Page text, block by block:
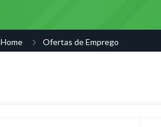
Home Ofertas de Emprego